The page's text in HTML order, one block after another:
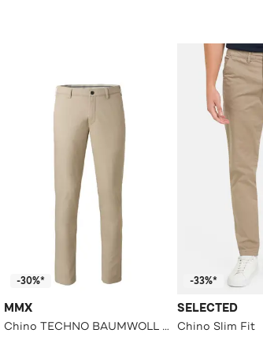
-30%*
MMX
Chino TECHNO BAUMWOLL CHINO beige_en Slim
-33%*
SELECTED
Chino Slim Fit